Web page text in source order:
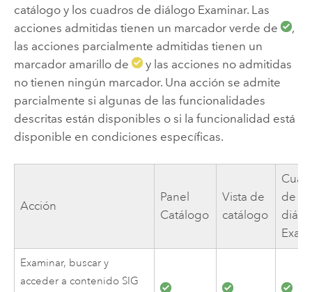
catálogo y los cuadros de diálogo Examinar. Las
acciones admitidas tienen un marcador verde de
,
las acciones parcialmente admitidas tienen un
marcador amarillo de
y las acciones no admitidas
no tienen ningún marcador. Una acción se admite
parcialmente si algunas de las funcionalidades
descritas están disponibles o si la funcionalidad está
disponible en condiciones específicas.
Acción
Panel
Catálogo
Vista de
catálogo
de
Examinar, buscar y
acceder a contenido SIG